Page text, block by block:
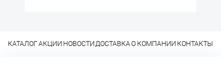
КАТАЛОГАКЦИИ НОВОСТИДОСТАВКА О КОМПАНИИ КОНТАКТЫ